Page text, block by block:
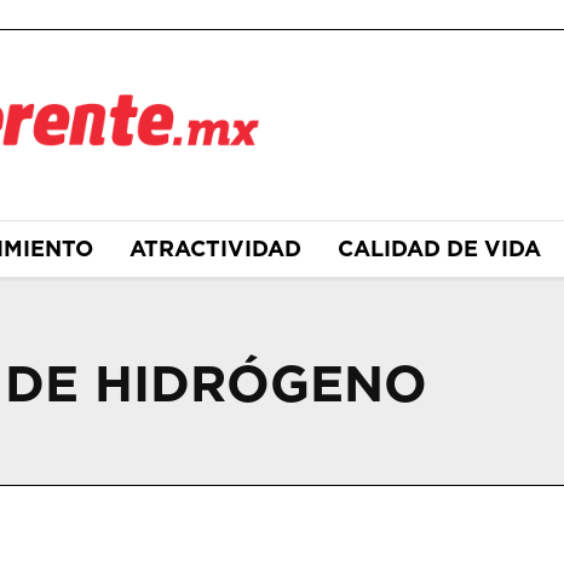
ATRACTIVIDAD CALIDAD DE VIDA
HIDRÓGENO